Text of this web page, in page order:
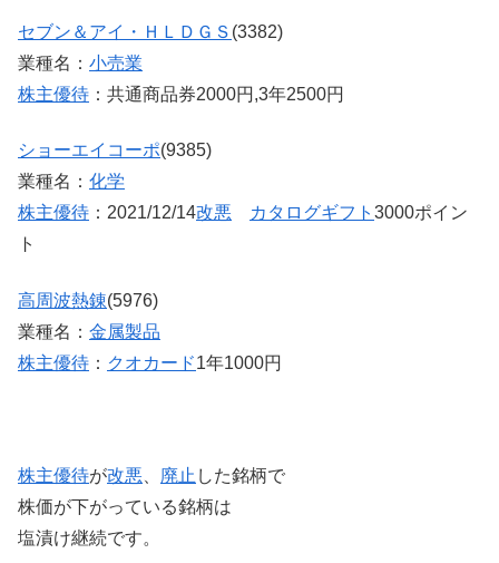
セブン＆アイ・ＨＬＤＧＳ (3382)
業種名： 小売業
株主優待 ：共通商品券2000円,3年2500円
ショーエイコーポ(9385)
業種名： 化学
株主優待 ：2021/12/14改悪 カタログギフト 3000ポイン
ト
高周波熱錬(5976)
業種名： 金属製品
株主優待 ： クオカード1年1000円
株主優待が改悪 廃止 した銘柄で
株価が下がっている銘柄は
塩漬け継続です。